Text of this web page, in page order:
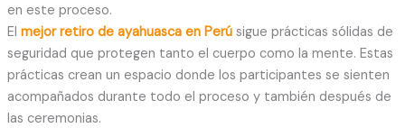
en este proceso.
El mejor retiro de ayahuasca en Perúsigue prácticas sólidas de
seguridad que protegen tanto el cuerpo como la mente. Estas
prácticas crean un espacio donde los participantes se sienten
acompañados durante todo el proceso y también después de
las ceremonias.